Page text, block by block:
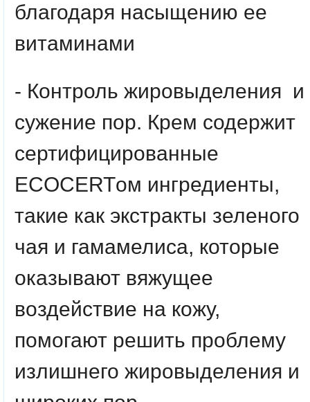
благодаря насыщению ее
витаминами
- Контроль жировыделения и
сужение пор. Крем содержит
сертифицированные
ECOCERTом ингредиенты,
такие как экстракты зеленого
чая и гамамелиса, которые
оказывают вяжущее
воздействие на кожу,
помогают решить проблему
излишнего жировыделения и